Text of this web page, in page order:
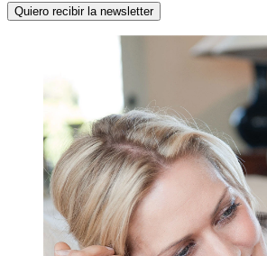
Quiero recibir la newsletter